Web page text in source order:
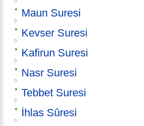
Maun Suresi
Kevser Suresi
Kafirun Suresi
Nasr Suresi
Tebbet Suresi
İhlas Sûresi